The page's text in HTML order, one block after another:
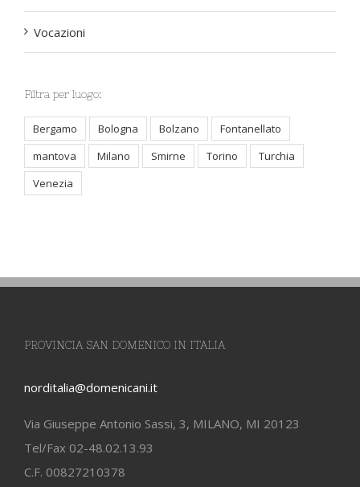
Vocazioni
Filtra per luogo:
Bergamo Bologna Bolzano
Fontanellato
mantova
Milano Smirne Torino
Turchia
Venezia
PROVINCIA SAN DOMENICO IN ITALIA
norditalia@domenicani.it
Via Giuseppe Antonio Sassi, 3, MILANO, MI 20123
Tel/Fax 02-48.02.13.93
C.F. 00827210378